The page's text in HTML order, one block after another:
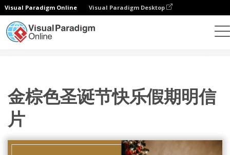
Visual Paradigm Online Visual Paradigm Desktop
金棕色圣诞节快乐假期明信
片